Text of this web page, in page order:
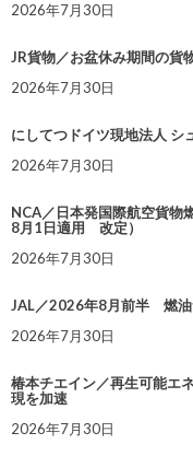
2026年7月30日
JR貨物／お盆休み期間の貨
2026年7月30日
にしてつドイツ現地法人 シ
2026年7月30日
NCA／日本発国際航空貨物
8月1日適用 改定）
2026年7月30日
JAL／2026年8月前半 燃油
2026年7月30日
椿本チエイン／再生可能エ
現を加速
2026年7月30日